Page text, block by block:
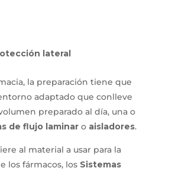
lateral
la preparación tiene que
adaptado que conlleve
preparado al día, una o
de flujo laminaro aisladores.
al material a usar para la
los fármacos, los Sistemas